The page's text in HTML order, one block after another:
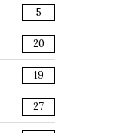
5
20
19
27